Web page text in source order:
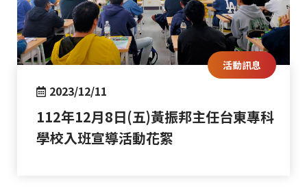
活動訊息
2023/12/11
112年12月8日(五)黃振邦主任台東專科
學校入班宣導活動花絮